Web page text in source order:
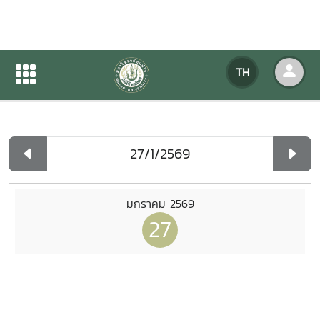
TH
ปฏิทินกิจกรรมของหน่วยงาน
ปฏิทินกิจกรรมของหน่วยงาน
มกราคม 2569
27